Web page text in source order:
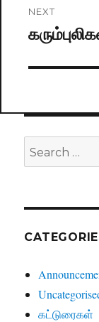
NEXT
Next
Search
for:
கட்டுரைகள்